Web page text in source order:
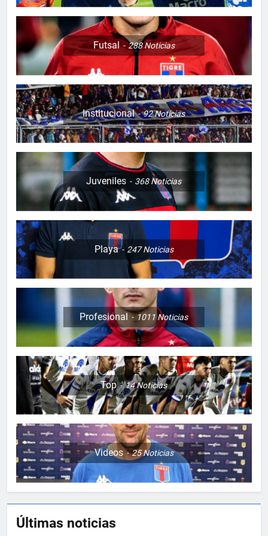
Futsal 288Noticias
Institucional 92Noticias
Juveniles 368Noticias
Playa 247Noticias
Profesional 1011Noticias
Top 14Noticias
Videos 25Noticias
Últimas noticias